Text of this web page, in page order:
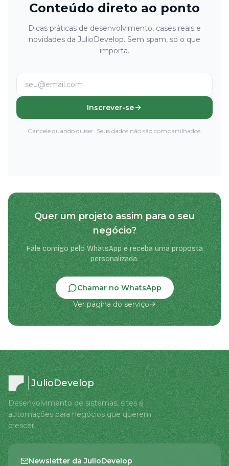
Conteúdo direto ao ponto
Dicas práticas de desenvolvimento, cases reais e
novidades da JulioDevelop. Sem spam, só o que
importa.
Inscrever-se
Cancele quando quiser. Seus dados não são compartilhados.
Quer um projeto assim para o seu
negócio?
Fale comigo pelo WhatsApp e receba uma proposta
personalizada.
Chamar no WhatsApp
Ver página do serviço
JulioDevelop
Desenvolvimento de sistemas, sites e
automações para negócios que querem
crescer.
Newsletter da JulioDevelop